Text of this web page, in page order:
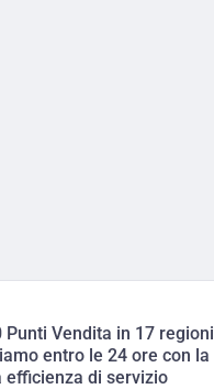
Punti Vendita in 17 regioni
entro le 24 ore con la
efficienza di servizio